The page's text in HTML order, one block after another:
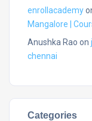
enrollacademy
Mangalore |
Anushka Rao on
chennai
Categories